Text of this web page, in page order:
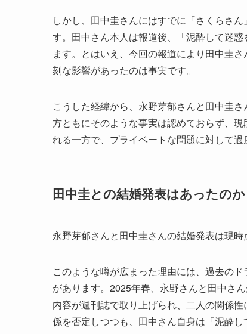
しかし、田中圭さんにはすでに「さくらさ
す。田中さん本人は報道後、「泥酔して迷
ます。とはいえ、今回の報道により田中圭
刻な影響があったのは事実です。
こうした経緯から、永野芽郁さんと田中圭
方ともにそのような事実は認めておらず、
れる一方で、プライベートな問題に対して過
田中圭との結婚発表はあったの
永野芽郁さんと田中圭さんの結婚発表は現時
このような噂が広まった理由には、過去の
があります。2025年春、永野さんと田中さ
内容が週刊誌で取り上げられ、二人の関係
係を否定しつつも、田中さん自身は「泥酔し